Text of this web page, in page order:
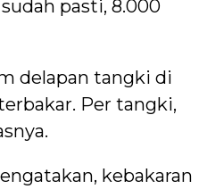
pasti, 8.000
delapan tangki di
Per tangki,
kebakaran